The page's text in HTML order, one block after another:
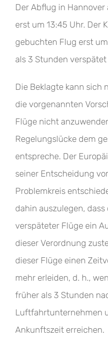
Der Abflug in
erst um 13:45 Uhr. Der
gebuchten Flug erst
als 3 Stunden verspätet
Die Beklagte kann sich
die vorgenannten
Flüge nicht
Regelungslücke dem
entspreche. Der
seiner Entscheidung
Problemkreis
dahin auszulegen,
verspäteter Flüge ein
dieser Verordnung
dieser Flüge einen
mehr erleiden, d. h.,
früher als 3 Stunden
Luftfahrtunternehmen
Ankunftszeit erreichen.